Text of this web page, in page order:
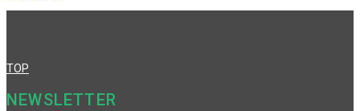
TOP
NEWSLETTER